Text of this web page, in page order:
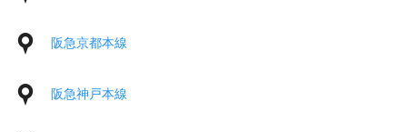
阪急京都本線
阪急神戸本線